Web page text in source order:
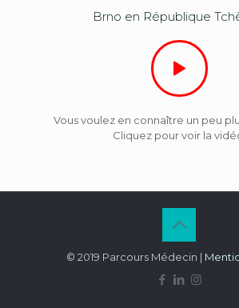
Brno en République
Vous voulez en connaître un peu
Cliquez pour voir la
© 2019 Parcours Médecin |